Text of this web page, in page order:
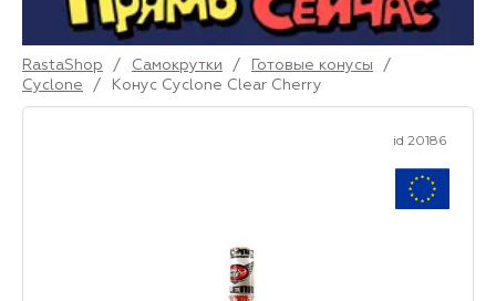
RastaShop / Самокрутки / Готовые конусы
/
Cyclone
/ Конус Cyclone Clear Cherry
id 20186